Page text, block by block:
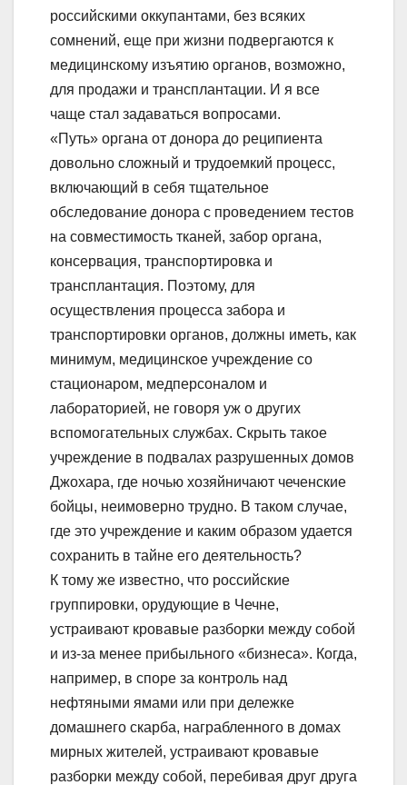
российскими оккупантами, без всяких
сомнений, еще при жизни подвергаются к
медицинскому изъятию органов, возможно,
для продажи и трансплантации. И я все
чаще стал задаваться вопросами.
«Путь» органа от донора до реципиента
довольно сложный и трудоемкий процесс,
включающий в себя тщательное
обследование донора с проведением тестов
на совместимость тканей, забор органа,
консервация, транспортировка и
трансплантация. Поэтому, для
осуществления процесса забора и
транспортировки органов, должны иметь, как
минимум, медицинское учреждение со
стационаром, медперсоналом и
лабораторией, не говоря уж о других
вспомогательных службах. Скрыть такое
учреждение в подвалах разрушенных домов
Джохара, где ночью хозяйничают чеченские
бойцы, неимоверно трудно. В таком случае,
где это учреждение и каким образом удается
сохранить в тайне его деятельность?
К тому же известно, что российские
группировки, орудующие в Чечне,
устраивают кровавые разборки между собой
и из-за менее прибыльного «бизнеса». Когда,
например, в споре за контроль над
нефтяными ямами или при дележке
домашнего скарба, награбленного в домах
мирных жителей, устраивают кровавые
разборки между собой, перебивая друг друга